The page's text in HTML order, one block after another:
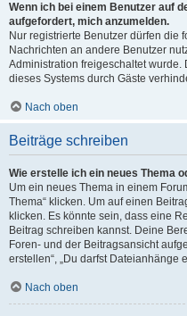
Wenn ich bei einem Benutzer auf
aufgefordert, mich anzumelden.
Nur registrierte Benutzer dürfen die
Nachrichten an andere Benutzer
Administration freigeschaltet
dieses Systems durch Gäste
Nach oben
Beiträge schreiben
Wie erstelle ich ein neues Thema
Um ein neues Thema in einem
Thema“ klicken. Um auf einen
klicken. Es könnte sein, dass eine
Beitrag schreiben kannst. Deine
Foren- und der Beitragsansicht
erstellen“, „Du darfst Dateianhänge
Nach oben